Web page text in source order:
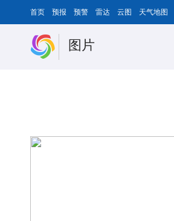
首页 预报 预警 雷达 云图 天气地图
图片